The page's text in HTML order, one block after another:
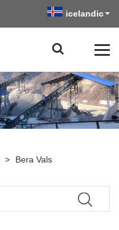
icelandic
> Bera Vals